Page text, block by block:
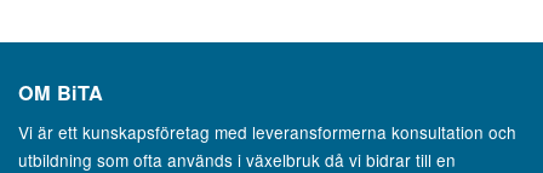
OM BiTA
Vi är ett kunskapsföretag med leveransformerna konsultation och
utbildning som ofta används i växelbruk då vi bidrar till en